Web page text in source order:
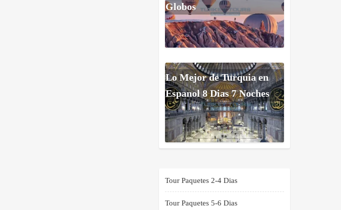
Globos
Lo Mejor de Turquia en
Espanol 8 Dias 7 Noches
Tour Paquetes 2-4 Dias
Tour Paquetes 5-6 Dias